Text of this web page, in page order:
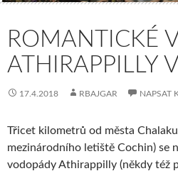
ROMANTICKÉ
ATHIRAPPILLY
17.4.2018 RBAJGAR NAPSAT
Třicet kilometrů od města
mezinárodního letiště Cochin) se
vodopády Athirappilly (někdy též